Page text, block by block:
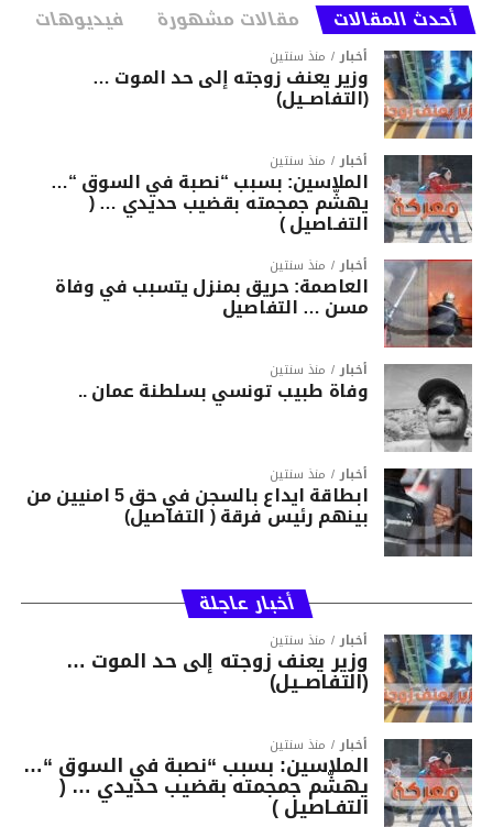
أحدث المقالات مقالات مشهورة فيديوهات
أخبار منذ سنتين
وزير يعنف زوجته إلى حد الموت …
(التفاصــيل)
أخبار منذ سنتين
الملاسين: بسبب “نصبة في السوق “…
يهشّم جمجمته بقضيب حديدي … (
التفـاصيل )
أخبار منذ سنتين
العاصمة: حريق بمنزل يتسبب في وفاة
مسن … التفاصيل
أخبار منذ سنتين
وفاة طبيب تونسي بسلطنة عمان ..
أخبار منذ سنتين
ابطاقة ايداع بالسجن في حق 5 امنيين من
بينهم رئيس فرقة ( التفاصيل)
أخبار عاجلة
أخبار منذ سنتين
وزير يعنف زوجته إلى حد الموت …
(التفاصــيل)
أخبار منذ سنتين
الملاسين: بسبب “نصبة في السوق “…
يهشّم جمجمته بقضيب حديدي … (
التفـاصيل )